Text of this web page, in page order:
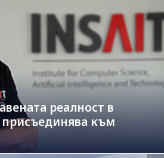
реалност в
присъединява към